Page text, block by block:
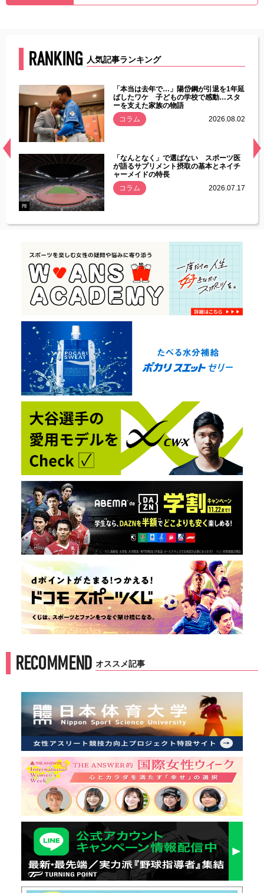
RANKING 人気記事ランキング
常
「本当は去年で…」陽岱鋼が引退を1年延
ばしたワケ 子どもの学校で感動…スタ
ーを支えた家族の物語
コラム
2026.08.02
PR
「なんとなく」で選ばない スポーツ医
が語るサプリメント摂取の基本とネイチ
ャーメイドの特長
コラム
2026.07.17
RECOMMEND オススメ記事